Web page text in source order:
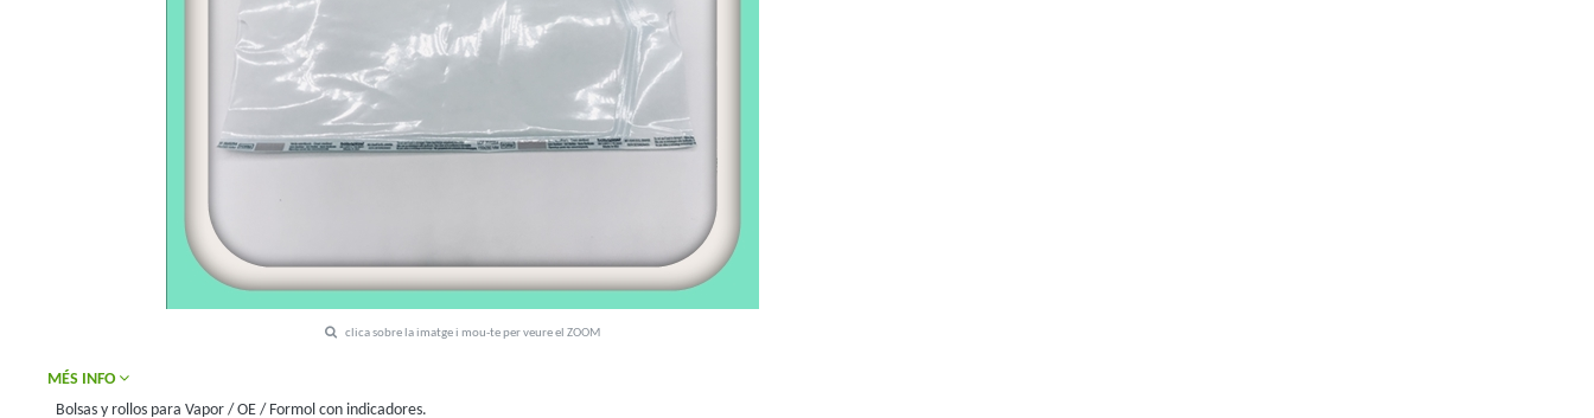
clica sobre la imatge i mou-te per veure el ZOOM
MÉS INFO
Bolsas y rollos para Vapor / OE / Formol con indicadores.